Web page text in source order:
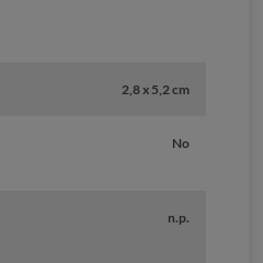
2,8 x 5,2 cm
No
n.p.